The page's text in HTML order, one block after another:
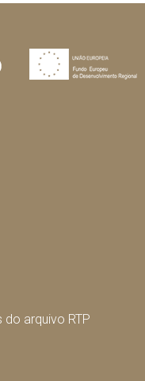
arquivo RTP